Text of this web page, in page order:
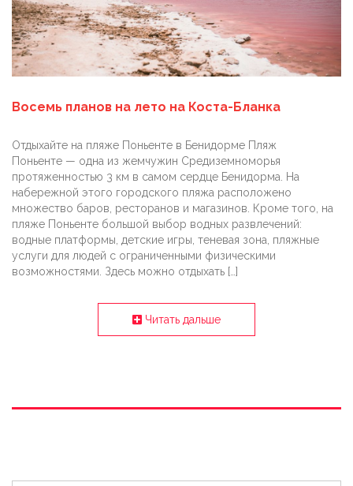
Восемь планов на лето на Коста-Бланка
Отдыхайте на пляже Поньенте в Бенидорме Пляж
Поньенте — одна из жемчужин Средиземноморья
протяженностью 3 км в самом сердце Бенидорма. На
набережной этого городского пляжа расположено
множество баров, ресторанов и магазинов. Кроме того, на
пляже Поньенте большой выбор водных развлечений:
водные платформы, детские игры, теневая зона, пляжные
услуги для людей с ограниченными физическими
возможностями. Здесь можно отдыхать […]
Читать дальше